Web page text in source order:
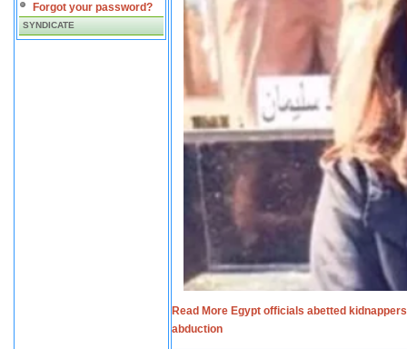
Forgot your password?
SYNDICATE
Read More Egypt officials abetted
abduction